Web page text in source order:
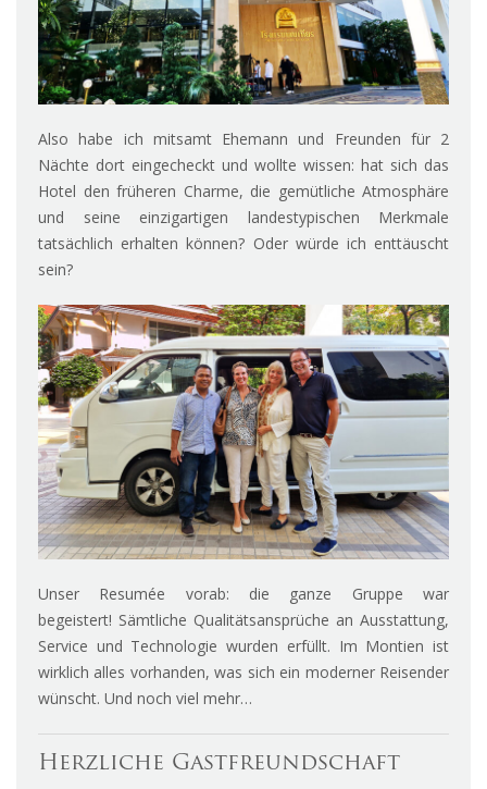
Also habe ich mitsamt Ehemann und Freunden für 2
Nächte dort eingecheckt und wollte wissen: hat sich das
Hotel den früheren Charme, die gemütliche Atmosphäre
und seine einzigartigen landestypischen Merkmale
tatsächlich erhalten können? Oder würde ich enttäuscht
sein?
Unser Resumée vorab: die ganze Gruppe war
begeistert! Sämtliche Qualitätsansprüche an Ausstattung,
Service und Technologie wurden erfüllt. Im Montien ist
wirklich alles vorhanden, was sich ein moderner Reisender
wünscht. Und noch viel mehr…
Herzliche Gastfreundschaft